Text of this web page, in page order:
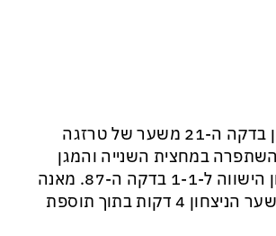
הוילנס עלו ליתרון בדקה ה-21 משער של טרזגה
במחצית השנייה והמגן
הסקוטי רוברטסון הישווה ל-1-1 בדקה ה-87. מאנה
הסנגלי כבש את שער הניצחון 4 דקות בתוך תוספת